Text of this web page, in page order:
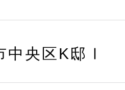
中央区K邸Ⅰ